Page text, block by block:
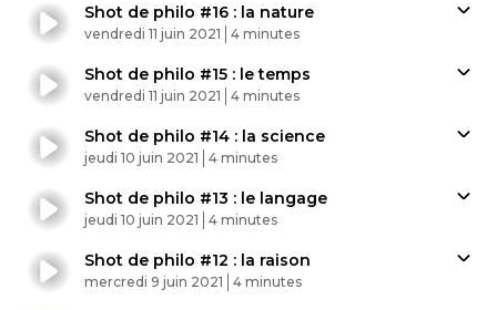
Shot de philo #16 : la nature
Published At
vendredi 11 juin 2021 Time
4 minutes
Shot de philo #15 : le temps
Published At
vendredi 11 juin 2021 Time
4 minutes
Shot de philo #14 : la science
Published At
jeudi 10 juin 2021 Time
4 minutes
Shot de philo #13 : le langage
Published At
jeudi 10 juin 2021 Time
4 minutes
Shot de philo #12 : la raison
Published At
mercredi 9 juin 2021 Time
4 minutes